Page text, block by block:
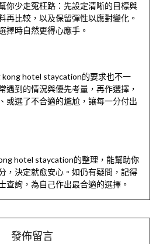
你少走冤枉路：先設定清晰的目標與
再比較，以及保留彈性以應對變化。
擇時自然更得心應手。
hotel staycation的要求也不一
遇到的情況與優先考量，再作選擇，
或選了不合適的尷尬，讓每一分付出
hotel staycation的整理，能幫助你
，決定就愈安心。如仍有疑問，記得
查詢，為自己作出最合適的選擇。
發佈留言